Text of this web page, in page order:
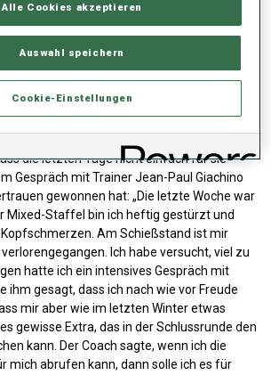
haben gebrannt. Aber das Gefühl ist
war super, ich bin zügig, aber
und hatte immer einen guten
habe ich mich gut gefühlt. Es ist ein
mit dem Trainer
die letzten Tage nicht einfach für sie
Gespräch mit Trainer Jean-Paul Giachino
gewonnen hat: „Die letzte Woche war
Mixed-Staffel bin ich heftig gestürzt und
Am Schießstand ist mir
Ich habe versucht, viel zu
hatte ich ein intensives Gespräch mit
ihm gesagt, dass ich nach wie vor Freude
mir aber wie im letzten Winter etwas
gewisse Extra, das in der Schlussrunde den
kann. Der Coach sagte, wenn ich die
mich abrufen kann, dann solle ich es für
Alle Cookies akzeptieren
Auswahl speichern
Cookie-Einstellungen